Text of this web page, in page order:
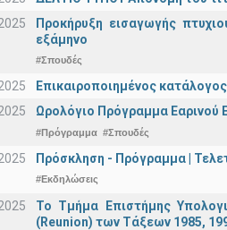
Προκήρυξη εισαγωγής
εξάμηνο
#Σπουδές
Επικαιροποιημένος
Ωρολόγιο Πρόγραμμα Εαρινού
#Πρόγραμμα #Σπουδές
Πρόσκληση - Πρόγραμμα |
#Εκδηλώσεις
Το Τμήμα Επιστήμης
(Reunion) των Τάξεων 1985,